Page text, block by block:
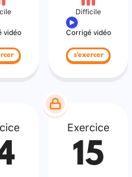
vidéo
Difficile
Corrigé vidéo
s'exercer
Exercice
15